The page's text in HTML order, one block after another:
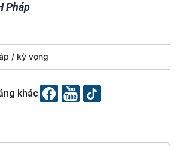
10 phút Sự kiện - Luận bàn
Pháp
kỳ vọng
khác